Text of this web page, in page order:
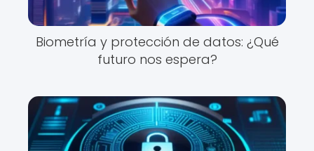
Biometría y protección de datos: ¿Qué
futuro nos espera?